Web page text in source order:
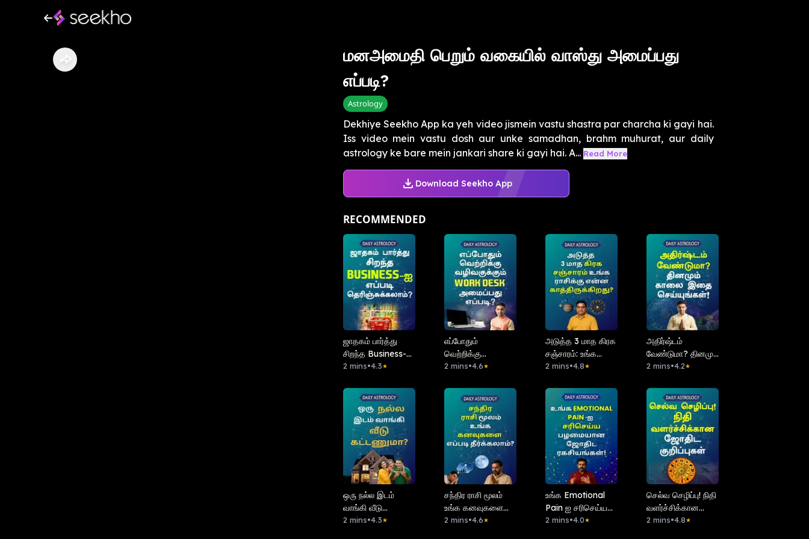
மனஅமைதி பெறும் வகையில் வாஸ்து அமைப்பது
எப்படி?
Astrology
Dekhiye Seekho App ka yeh video jismein vastu shastra par charcha ki gayi hai.
Iss video mein vastu dosh aur unke samadhan, brahm muhurat, aur daily
astrology ke bare mein jankari share ki gayi hai. A... Read More
Download Seekho App
RECOMMENDED
ஜாதகம் பார்த்து
சிறந்த Business-ஐ
எப்படி
2 mins•4.3★
எப்போதும்
வெற்றிக்கு
வழிவகுக்கும் Work
எப்படி?
2 mins•4.6★
அடுத்த 3 மாத கிரக
சஞ்சாரம்: உங்க
ராசிக்கு என்ன
2 mins•4.8★
அதிர்ஷ்டம்
வேண்டுமா? தினமும்
காலை இதை
2 mins•4.2★
ஒரு நல்ல இடம்
வாங்கி வீடு
கட்டணுமா?
2 mins•4.3★
சந்திர ராசி மூலம்
உங்க கனவுகளை
எப்படி தீர்க்கலாம்?
2 mins•4.6★
உங்க Emotional
Pain ஐ சரிசெய்ய
பழமையான ஜோதிட
2 mins•4.0★
செல்வ செழிப்பு! நிதி
வளர்ச்சிக்கான
ஜோதிட குறிப்புகள்
2 mins•4.8★